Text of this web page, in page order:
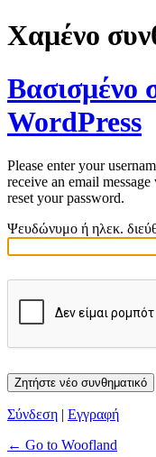
Χαμένο
Βασισμένο
WordPress
Please enter your
receive an email
reset your password.
Ψευδώνυμο ή ηλεκ.
Σύνδεση | Εγγραφή
← Go to Woofland